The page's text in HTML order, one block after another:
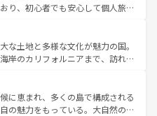
できる体験も豊富。イギリスを旅
い。
り、初心者でも安心して個人旅行
や、スイスならではのユニークな
観光だけでなく町歩きも満喫する
得が高いため物価も高いが、旅行
しむこともできる。 なお、新
ンツ一覧 を参照してほしい。
な土地と多様な文化が魅力の国。
岸のカリフォルニアまで、訪れる
光、ショッピング、エンターテイ
的なスポットだ。一方、アメリカ
、グランドキャニオンやイエロー
に恵まれ、多くの島で構成される
の魅力をもっている。大自然の神